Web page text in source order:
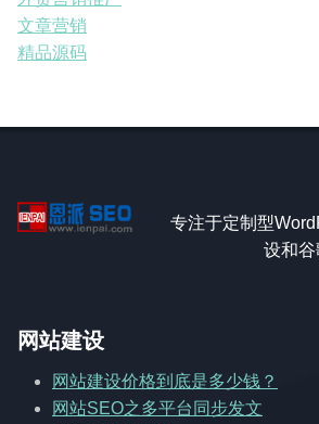
文章营销
精品源码
专注于定制型
设和
网站建设
网站建设价格到底是多少钱？
网站SEO之多平台同步发文